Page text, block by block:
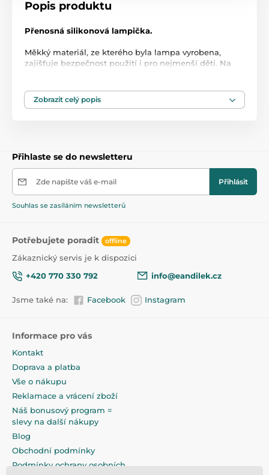
Popis produktu
Přenosná silikonová lampička.
Měkký materiál, ze kterého byla lampa vyrobena,
zajišťuje bezpečnost použití i pro nejmenší děti. Na
usínání.
- svítí v 8 barvách, mění barvu postupně každé 3
sekundy,
- napájení: kabel micro USB (součástí balení),
- nabíjecí napětí: 220-240V,
-baterie: lithium-iontová s kapacitou 1 000 mAh,
- typ světla: LED,
- maximální výkon: 1,5 W,
typ přepínače: dotyk.
Zobrazit celý popis
Přihlaste se do newsletteru
Zde napište váš e-mail Přihlásit
Souhlas se zasíláním newsletterů
Potřebujete poradit offline
Zákaznický servis je k dispozici
+420 770 330 792
info@eandilek.cz
Jsme také na: Facebook Instagram
Informace pro vás
Kontakt
Doprava a platba
Vše o nákupu
Reklamace a vrácení zboží
Náš bonusový program =
slevy na další nákupy
Blog
Obchodní podmínky
Podmínky ochrany osobních